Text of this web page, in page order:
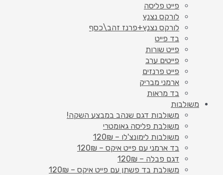
פייט פליסה
לורקס נצנץ
לורקס נצנץ+פרנז זהב\כסף
בד פייט
פייט שורות
פייטים ערב
פייט פרנזים
ארמני מבריק
בד מראות
משולבות
משולבות דגם שנהב במבצע השקה!
משולבת פליסה גאומטרי
משולבות לימונצ'לו – 120₪
בד ארמני עם פייט איקס – 120₪
דגם פבלה – 120₪
משולבת בד פשתן עם פייט איקס – 120₪